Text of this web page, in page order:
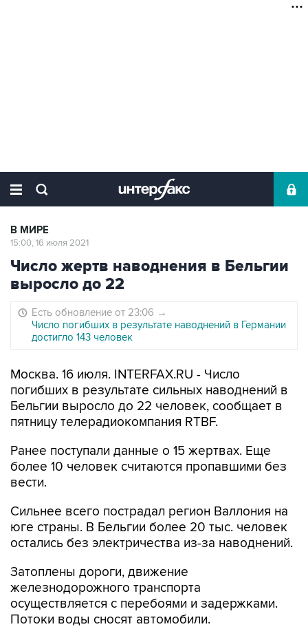
В МИРЕ
15:00, 16 июля 2021
Число жертв наводнения в Бельгии
выросло до 22
Есть обновление от 23:06 →
Число погибших в результате наводнений в Германии
достигло 143 человек
Москва. 16 июля. INTERFAX.RU - Число
погибших в результате сильных наводнений в
Бельгии выросло до 22 человек, сообщает в
пятницу телерадиокомпания RTBF.
Ранее поступали данные о 15 жертвах. Еще
более 10 человек считаются пропавшими без
вести.
Сильнее всего пострадал регион Валлония на
юге страны. В Бельгии более 20 тыс. человек
остались без электричества из-за наводнений.
Затоплены дороги, движение
железнодорожного транспорта
осуществляется с перебоями и задержками.
Потоки воды сносят автомобили.